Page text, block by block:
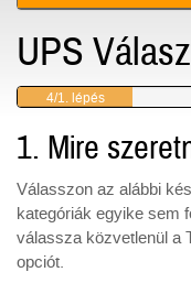
UPS
4/1. lépés
1. Mire
Válasszon az alábbi
kategóriák egyike sem
válassza közvetlenül a
opciót.